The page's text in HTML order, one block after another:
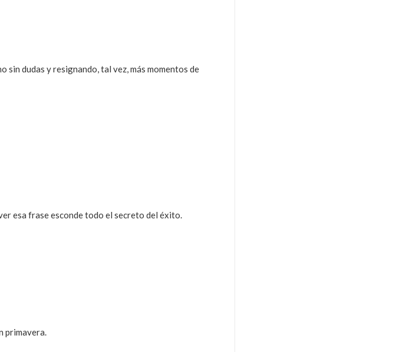
sin dudas y resignando, tal vez, más momentos de
esa frase esconde todo el secreto del éxito.
primavera.